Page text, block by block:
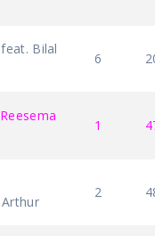
Bilal
6
1
2